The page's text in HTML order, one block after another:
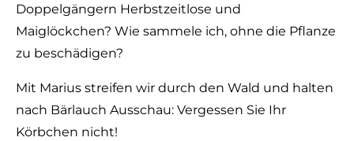
Doppelgängern Herbstzeitlose und
Maiglöckchen? Wie sammele ich, ohne die Pflanze
zu beschädigen?
Mit Marius streifen wir durch den Wald und halten
nach Bärlauch Ausschau: Vergessen Sie Ihr
Körbchen nicht!